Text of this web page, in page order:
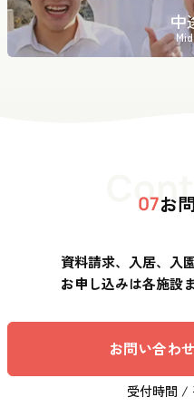
中
07お
資料請求、入居、入
お申し込みは各施設
お問い合わ
受付時間 /